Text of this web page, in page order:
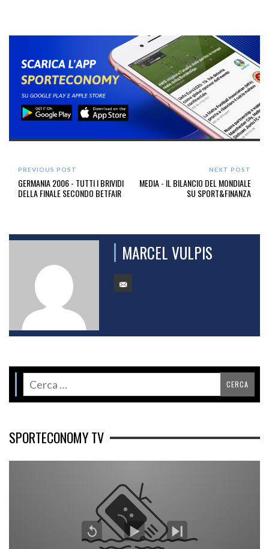
PREVIOUS POST
GERMANIA 2006 - TUTTI I BRIVIDI
DELLA FINALE SECONDO BETFAIR
NEXT POST
MEDIA - IL BILANCIO DEL MONDIALE
SU SPORT&FINANZA
MARCEL VULPIS
SPORTECONOMY TV